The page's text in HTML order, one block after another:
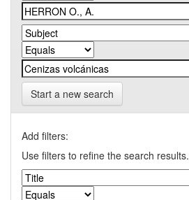
Start a new search
Add filters:
Use filters to refine the search results.